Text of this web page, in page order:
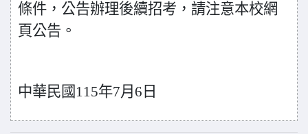
條件，公告辦理後續招考，請注意本校網
頁公告。
中華民國115年7月6日